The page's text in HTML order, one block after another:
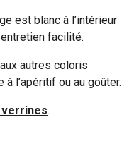
est blanc à l’intérieur
facilité.
autres coloris
l’apéritif ou au goûter.
.